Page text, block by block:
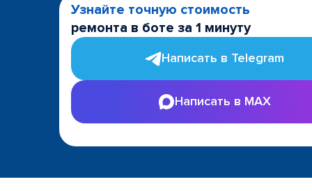
Узнайте точную стоимость
ремонта в боте за 1 минуту
Написать в Telegram
Написать в MAX